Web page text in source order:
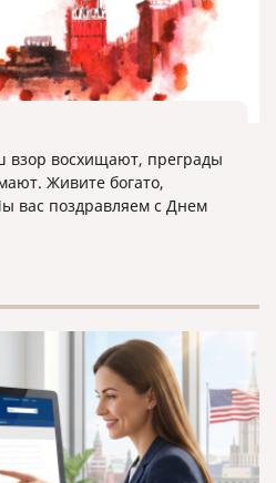
взор восхищают, преграды
Живите богато,
вас поздравляем с Днем